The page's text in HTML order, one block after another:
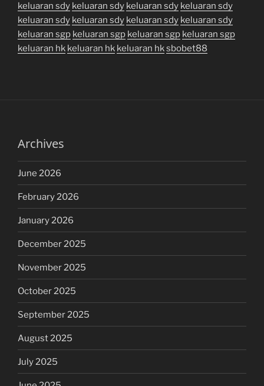
keluaran sdy keluaran sdy keluaran sdy keluaran sdy
keluaran sdy keluaran sdy keluaran sdy keluaran sdy
keluaran sgp keluaran sgp keluaran sgp keluaran sgp
keluaran hk keluaran hk keluaran hksbobet88
Archives
June 2026
February 2026
January 2026
December 2025
November 2025
October 2025
September 2025
August 2025
July 2025